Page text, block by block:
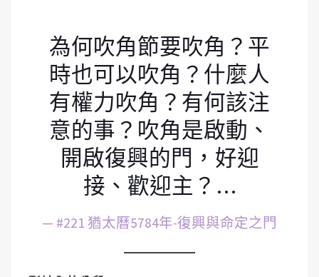
為何吹角節要吹角？平
時也可以吹角？什麼人
有權力吹角？有何該注
意的事？吹角是啟動、
開啟復興的門，好迎
接、歡迎主？…
— #221 猶太曆5784年-復興與命定之門